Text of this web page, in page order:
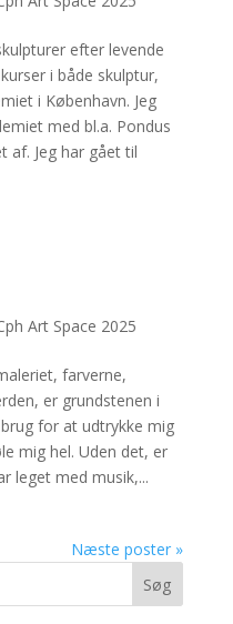
efter levende
i både skulptur,
i København. Jeg
med bl.a. Pondus
Jeg har gået til
Art Space 2025
farverne,
er grundstenen i
for at udtrykke mig
mig hel. Uden det, er
leget med musik,...
Næste poster »